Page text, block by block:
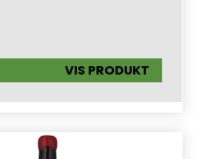
VIS PRODUKT